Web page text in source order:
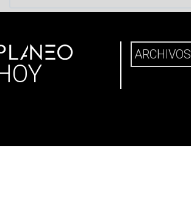
» Planeo Hoy ARCHIVOS